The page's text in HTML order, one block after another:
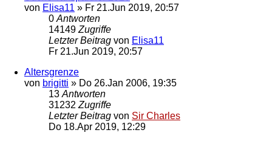
von Elisa11 » Fr 21.Jun 2019, 20:57
0 Antworten
14149 Zugriffe
Letzter Beitrag von Elisa11
Fr 21.Jun 2019, 20:57
Altersgrenze
von brigitti » Do 26.Jan 2006, 19:35
13 Antworten
31232 Zugriffe
Letzter Beitrag von Sir Charles
Do 18.Apr 2019, 12:29